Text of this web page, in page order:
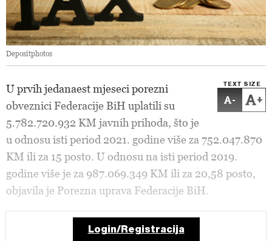
Depositphotos
TEXT SIZE
- +
U prvih jedanaest mjeseci porezni
obveznici Federacije BiH uplatili su
5.782.720.932 KM javnih prihoda, što je
u odnosu isti period 2021. godine više za 752.047.870
KM ili za 15 posto. U odnosu na isti period 2019.
godine više je za 987.069.349 KM ili za 20,58 posto,
objavila je Porezna uprava Federacije BiH.
Login/Registracija